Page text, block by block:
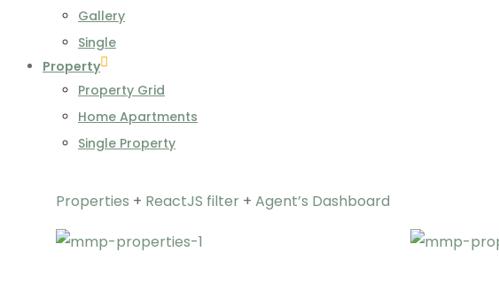
Gallery
Single
Property
Property Grid
Home Apartments
Single Property
Properties + ReactJS filter + Agent’s Dashboard